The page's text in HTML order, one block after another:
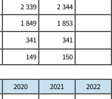
2 339
2 344
1 849
1 853
341
341
149
150
2020 2021 2022